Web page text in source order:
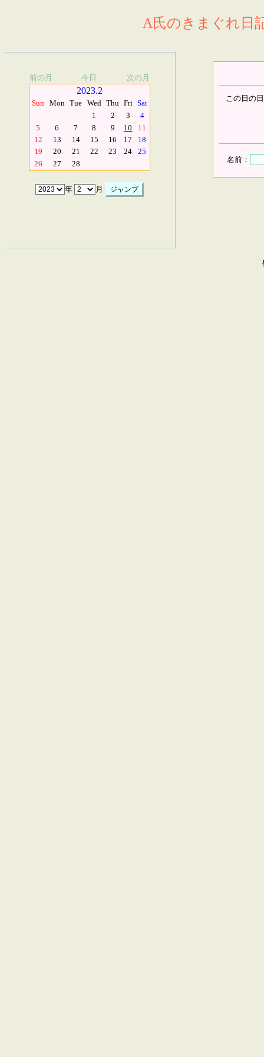
A氏のきまぐれ日
前の月 今日 次の月
2023.2
Sun Mon Tue Wed Thu Fri Sat
1
2 3
4
5
6 7 8 9 10
11
12
13 14 15 16 17
18
19
20 21 22 23 24
25
26
27 28
年 月
この日の
名前：